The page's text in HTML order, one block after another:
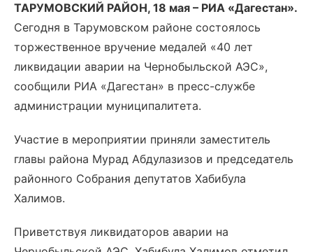
ТАРУМОВСКИЙ РАЙОН, 18 мая – РИА «Дагестан».
Сегодня в Тарумовском районе состоялось
торжественное вручение медалей «40 лет
ликвидации аварии на Чернобыльской АЭС»,
сообщили РИА «Дагестан» в пресс-службе
администрации муниципалитета.
Участие в мероприятии приняли заместитель
главы района Мурад Абдулазизов и председатель
районного Собрания депутатов Хабибула
Халимов.
Приветствуя ликвидаторов аварии на